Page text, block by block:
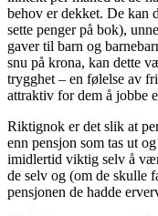
behov er dekket. De kan
sette penger på bok),
gaver til barn og
snu på krona, kan dette
trygghet – en følelse av
attraktiv for dem å jobbe
Riktignok er det slik at
enn pensjon som tas ut
imidlertid viktig selv å
de selv og (om de skulle
pensjonen de hadde